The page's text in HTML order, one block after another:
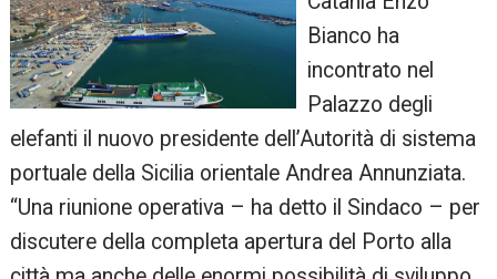
Bianco ha
incontrato nel
Palazzo degli
elefanti il nuovo presidente dell’Autorità di sistema
portuale della Sicilia orientale Andrea Annunziata.
“Una riunione operativa – ha detto il Sindaco – per
discutere della completa apertura del Porto alla